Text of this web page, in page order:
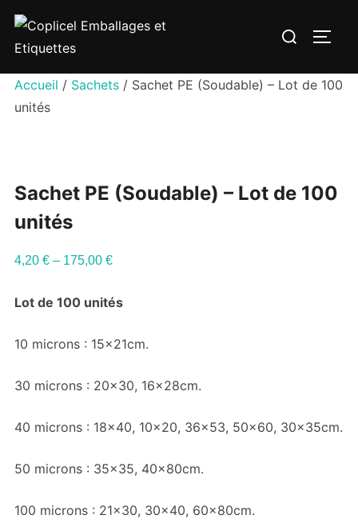
Aller
contenu
Rechercher :
Accueil / Sachets/ Sachet PE (Soudable) – Lot de 100
unités
Sachet PE (Soudable) – Lot de 100
unités
4,20 €– 175,00 €
Lot de 100 unités
10 microns : 15x21cm.
30 microns : 20×30, 16x28cm.
40 microns : 18×40, 10×20, 36×53, 50×60, 30x35cm.
50 microns : 35×35, 40x80cm.
100 microns : 21×30, 30×40, 60x80cm.